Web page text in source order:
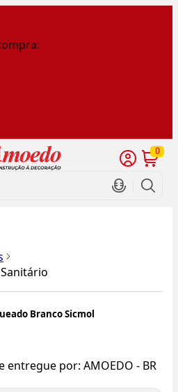
0
Branco Sicmol
entregue por: AMOEDO - BR